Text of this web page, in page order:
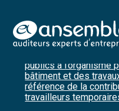
Aller
au
Arrêté du 12
décembre 1999 fixant
publics à l’organisme
bâtiment et des
référence de la
travailleurs